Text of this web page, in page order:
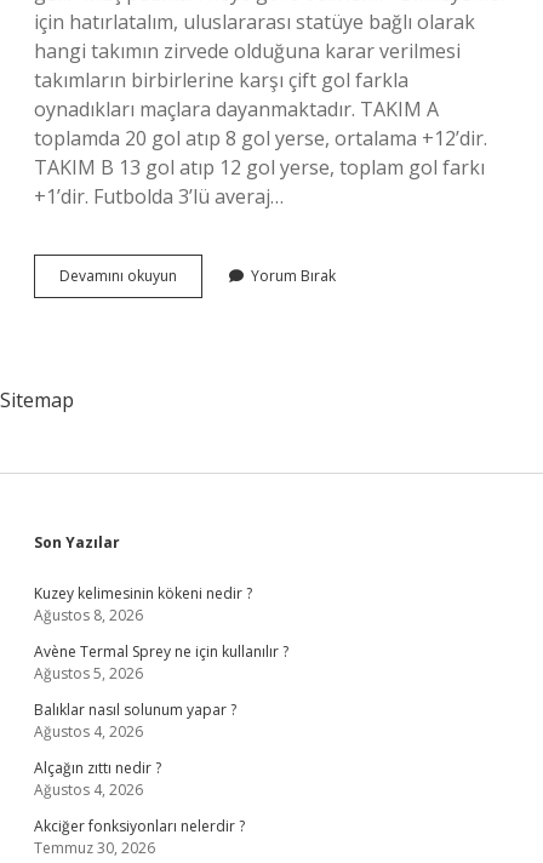
için hatırlatalım, uluslararası statüye bağlı olarak
hangi takımın zirvede olduğuna karar verilmesi
takımların birbirlerine karşı çift gol farkla
oynadıkları maçlara dayanmaktadır. TAKIM A
toplamda 20 gol atıp 8 gol yerse, ortalama +12’dir.
TAKIM B 13 gol atıp 12 gol yerse, toplam gol farkı
+1’dir. Futbolda 3’lü averaj…
Devamını okuyun
Puan
Yorum Bırak
Sitemap
Sidebar
Son Yazılar
Kuzey kelimesinin kökeni nedir ?
Ağustos 8, 2026
Avène Termal Sprey ne için kullanılır ?
Ağustos 5, 2026
Balıklar nasıl solunum yapar ?
Ağustos 4, 2026
Alçağın zıttı nedir ?
Ağustos 4, 2026
Akciğer fonksiyonları nelerdir ?
Temmuz 30, 2026